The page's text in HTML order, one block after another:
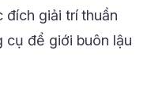
đích giải trí thuần
cụ để giới buôn lậu